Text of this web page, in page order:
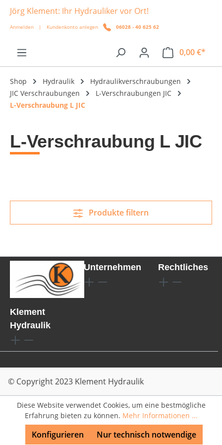
springen
Jörg Klement: Ihr Hydrauliker vor Ort!
Anmelden | Kundenkonto anlegen 06028 - 40 625 62
0,00 €*
Shop Hydraulik
Hydraulikverschraubungen
JIC Verschraubungen
L-Verschraubungen JIC
L-Verschraubung L JIC
L-Verschraubung L JIC
Produkte filtern
Klement
Hydraulik
Unternehmen Rechtliches
© Copyright 2023 Klement Hydraulik
Diese Website verwendet Cookies, um eine bestmögliche
Erfahrung bieten zu können. Mehr Informationen ...
Nur technisch notwendige
Konfigurieren